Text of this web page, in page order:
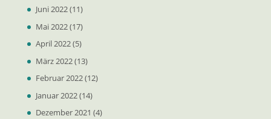
Juni 2022(11)
Mai 2022(17)
April 2022(5)
März 2022(13)
Februar 2022(12)
Januar 2022(14)
Dezember 2021 (4)